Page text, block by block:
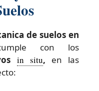
de suelos en
con los
in situ, en las